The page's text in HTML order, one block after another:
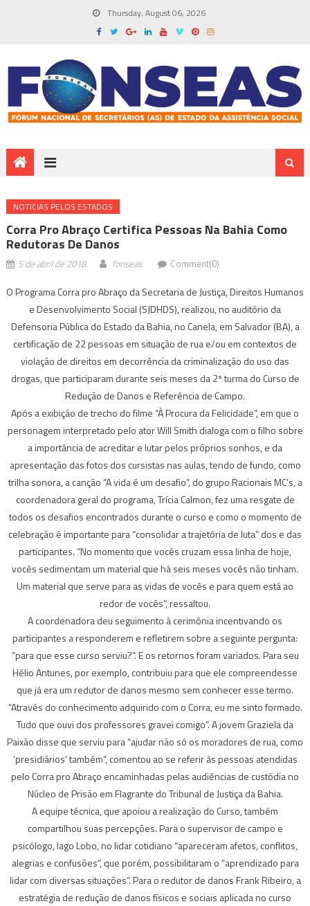
Thursday, August 06, 2026
NOTICIAS PELOS ESTADOS
Corra Pro Abraço Certifica Pessoas Na Bahia Como
Redutoras De Danos
5 de abril de 2018 fonseas Comment(0)
O Programa Corra pro Abraço da Secretaria de Justiça, Direitos Humanos
e Desenvolvimento Social (SJDHDS), realizou, no auditório da
Defensoria Pública do Estado da Bahia, no Canela, em Salvador (BA), a
certificação de 22 pessoas em situação de rua e/ou em contextos de
violação de direitos em decorrência da criminalização do uso das
drogas, que participaram durante seis meses da 2ª turma do Curso de
Redução de Danos e Referência de Campo.
Após a exibição de trecho do filme “À Procura da Felicidade”, em que o
personagem interpretado pelo ator Will Smith dialoga com o filho sobre
a importância de acreditar e lutar pelos próprios sonhos, e da
apresentação das fotos dos cursistas nas aulas, tendo de fundo, como
trilha sonora, a canção “A vida é um desafio”, do grupo Racionais MC’s, a
coordenadora geral do programa, Trícia Calmon, fez uma resgate de
todos os desafios encontrados durante o curso e como o momento de
celebração é importante para “consolidar a trajetória de luta” dos e das
participantes. “No momento que vocês cruzam essa linha de hoje,
vocês sedimentam um material que há seis meses vocês não tinham.
Um material que serve para as vidas de vocês e para quem está ao
redor de vocês”, ressaltou.
A coordenadora deu seguimento à cerimônia incentivando os
participantes a responderem e refletirem sobre a seguinte pergunta:
“para que esse curso serviu?”. E os retornos foram variados. Para seu
Hélio Antunes, por exemplo, contribuiu para que ele compreendesse
que já era um redutor de danos mesmo sem conhecer esse termo.
“Através do conhecimento adquirido com o Corra, eu me sinto formado.
Tudo que ouvi dos professores gravei comigo”. A jovem Graziela da
Paixão disse que serviu para “ajudar não só os moradores de rua, como
‘presidiários’ também”, comentou ao se referir às pessoas atendidas
pelo Corra pro Abraço encaminhadas pelas audiências de custódia no
Núcleo de Prisão em Flagrante do Tribunal de Justiça da Bahia.
A equipe técnica, que apoiou a realização do Curso, também
compartilhou suas percepções. Para o supervisor de campo e
psicólogo, Iago Lobo, no lidar cotidiano “apareceram afetos, conflitos,
alegrias e confusões”, que porém, possibilitaram o “aprendizado para
lidar com diversas situações”. Para o redutor de danos Frank Ribeiro, a
estratégia de redução de danos físicos e sociais aplicada no curso